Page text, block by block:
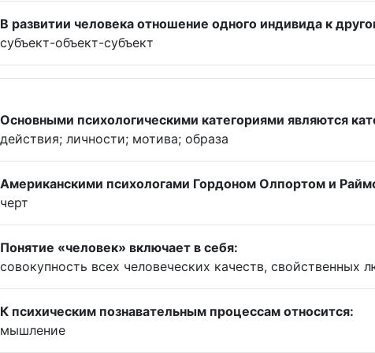
В развитии человека отношение одного индивида к
субъект-объект-субъект
Основными психологическими категориями являются
действия; личности; мотива; образа
Американскими психологами Гордоном Олпортом и
черт
Понятие «человек» включает в себя:
совокупность всех человеческих качеств, свойственных
К психическим познавательным процессам относится:
мышление